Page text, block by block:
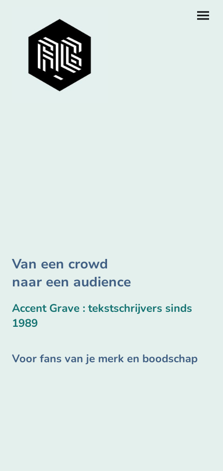
Van een crowd
naar een audience
Accent Grave : tekstschrijvers sinds
1989
Voor fans van je merk en boodschap